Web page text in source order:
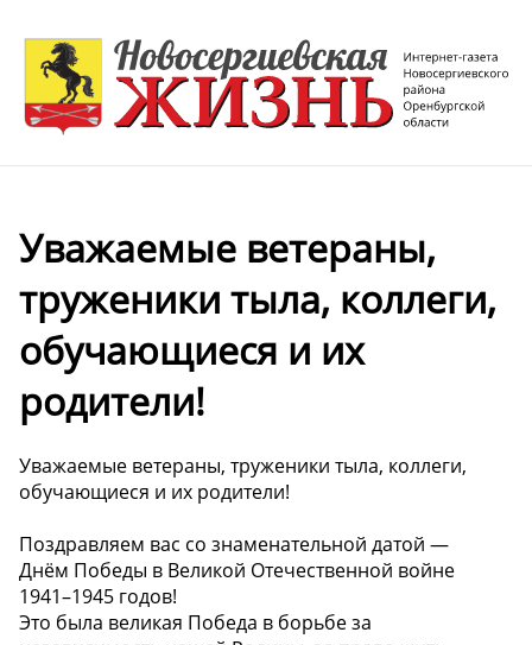
Уважаемые ветераны,
труженики тыла, коллеги,
обучающиеся и их
родители!
Уважаемые ветераны, труженики тыла, коллеги,
обучающиеся и их родители!
Поздравляем вас со знаменательной датой —
Днём Победы в Великой Отечественной войне
1941–1945 годов!
Это была великая Победа в борьбе за